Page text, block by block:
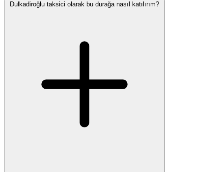
Dulkadiroğlu taksici olarak bu durağa nasıl katılırım?